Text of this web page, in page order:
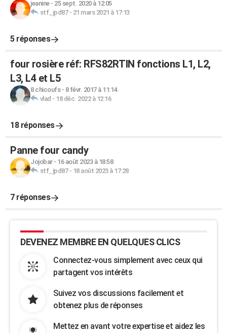
jeanine- 25 sept. 2020 à 12:05
stf_jpd87- 21 mars 2021 à 17:13
5 réponses
four rosière réf: RFS82RTIN fonctions L1, L2,
L3, L4 et L5
8 chicoufs- 8 févr. 2017 à 11:14
vlad - 18 déc. 2022 à 12:16
18 réponses
Panne four candy
Jojobar- 16 août 2023 à 18:58
stf_jpd87- 18 août 2023 à 17:28
7 réponses
DEVENEZ MEMBRE EN QUELQUES CLICS
Connectez-vous simplement avec ceux qui
partagent vos intérêts
Suivez vos discussions facilement et
obtenez plus de réponses
Mettez en avant votre expertise et aidez les